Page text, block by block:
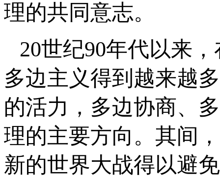
理的共同意志。
20世纪90年代以来
多边主义得到越来越
的活力，多边协商、
理的主要方向。其间
新的世界大战得以避